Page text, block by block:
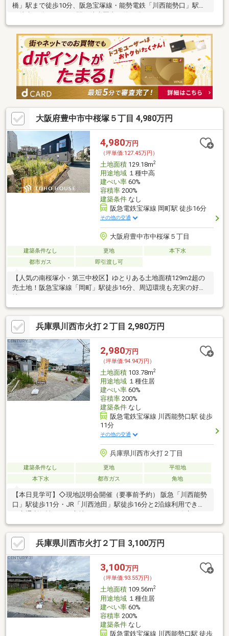
橋」駅まで徒歩10分、阪急宝塚線・能勢電鉄「川西能勢口」駅ま
す。
大阪府豊中市中桜塚５丁目 4,980万円
4,980万円
（坪単価:127.45万円）
土地面積129.18m2
用途地域１種中高
建ぺい率60%
容積率200%
建築条件なし
阪急電鉄宝塚線 岡町駅 徒歩16分
その他の交通
大阪府豊中市中桜塚５丁目
建築条件なし 更地
本下水
都市ガス
即引渡し可
【人気の南桜塚小・第三中校区】ゆとりある土地面積129m2超の
売土地！阪急宝塚線「岡町」駅徒歩16分、周辺環境も充実の好立
兵庫県川西市火打２丁目 2,980万円
2,980万円
（坪単価:94.94万円）
土地面積103.78m2
用途地域１種住居
建ぺい率60%
容積率200%
建築条件なし
阪急電鉄宝塚線 川西能勢口駅 徒歩
11分
その他の交通
兵庫県川西市火打２丁目
建築条件なし 更地
平坦地
本下水
都市ガス 角地
【本日見学可】◇現地説明会開催（要事前予約） 阪急「川西能勢
口」駅徒歩11分・JR「川西池田」駅徒歩16分と2沿線利用でき高
建築可能です。
兵庫県川西市火打２丁目 3,100万円
3,100万円
（坪単価:93.55万円）
土地面積109.56m2
用途地域１種住居
建ぺい率60%
容積率200%
建築条件なし
阪急電鉄宝塚線 川西能勢口駅 徒歩